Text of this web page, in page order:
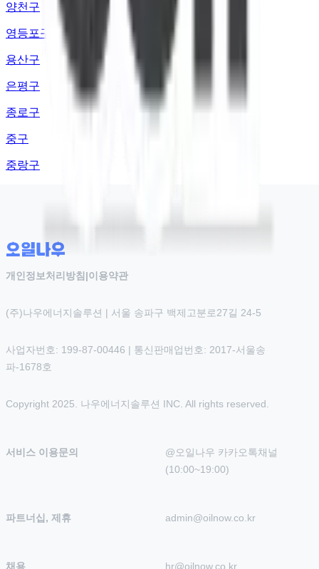
양천구
영등포구
용산구
은평구
종로구
중구
중랑구
개인정보처리방침 |이용약관
(주)나우에너지솔루션 | 서울 송파구 백제고분로27길 24-5
사업자번호: 199-87-00446 | 통신판매업번호: 2017-서울송
파-1678호
Copyright 2025. 나우에너지솔루션 INC. All rights reserved.
서비스 이용문의
@오일나우 카카오톡채널
(10:00~19:00)
파트너십, 제휴 admin@oilnow.co.kr
채용 hr@oilnow.co.kr